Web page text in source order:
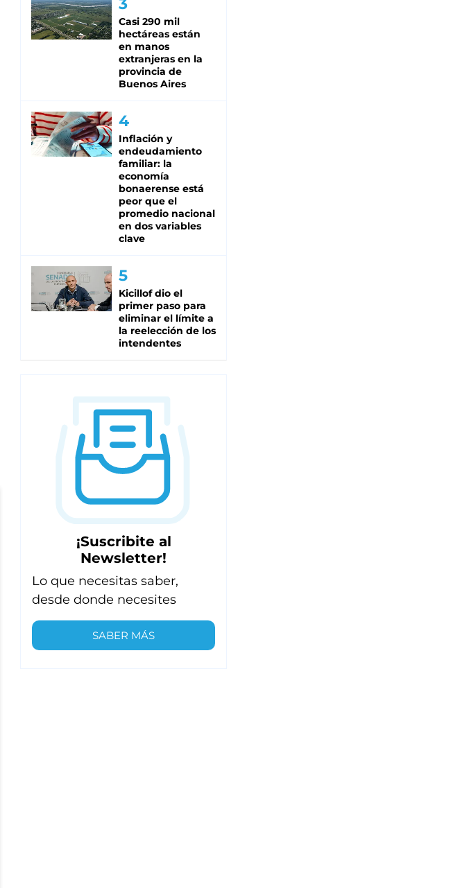
Casi 290 mil
hectáreas están
en manos
extranjeras en la
provincia de
Buenos Aires
Inflación y
endeudamiento
familiar: la
economía
bonaerense está
peor que el
promedio nacional
en dos variables
clave
Kicillof dio el
primer paso para
eliminar el límite a
la reelección de los
intendentes
¡Suscribite al
Newsletter!
Lo que necesitas saber,
desde donde necesites
SABER MÁS